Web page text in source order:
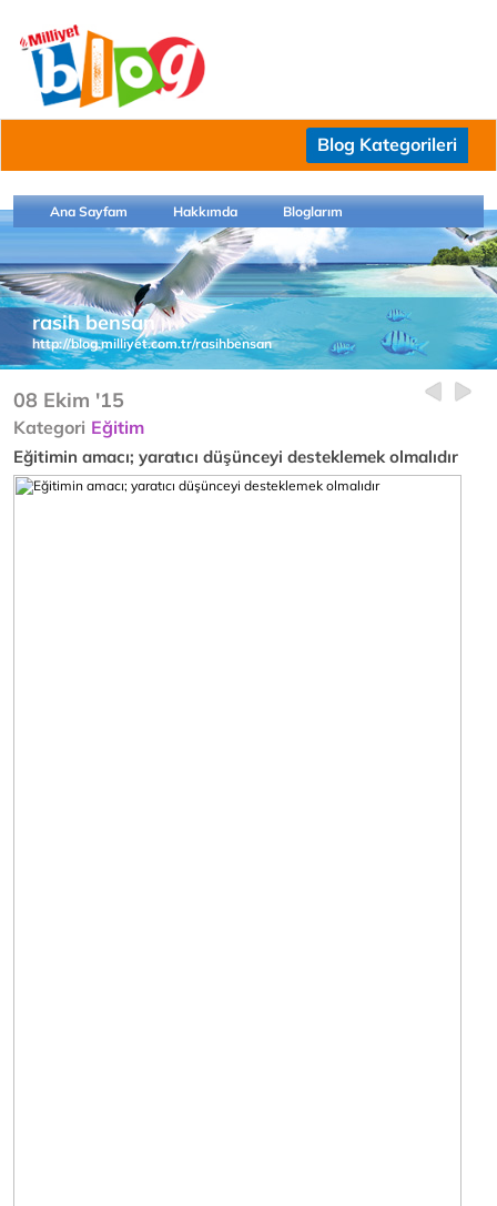
Blog Kategorileri
Ana Sayfam Hakkımda Bloglarım
rasih bensan
http://blog.milliyet.com.tr/rasihbensan
08 Ekim '15
Kategori Eğitim
Eğitimin amacı; yaratıcı düşünceyi desteklemek olmalıdır